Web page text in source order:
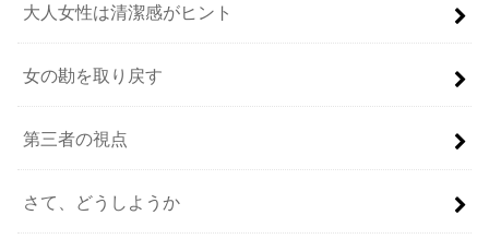
大人女性は清潔感がヒント
女の勘を取り戻す
第三者の視点
さて、どうしようか